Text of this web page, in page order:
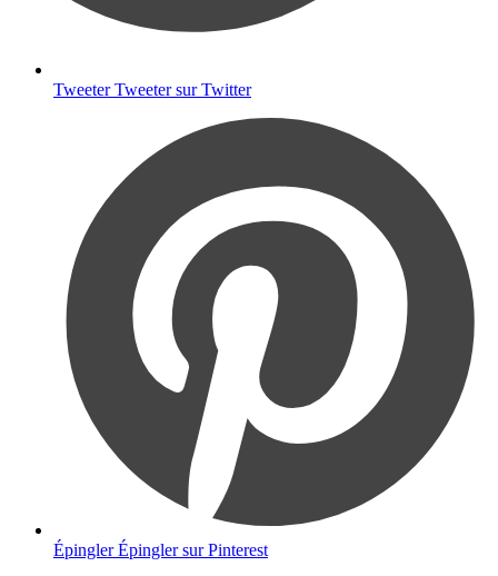
Tweeter Tweeter sur Twitter
Épingler Épingler sur Pinterest